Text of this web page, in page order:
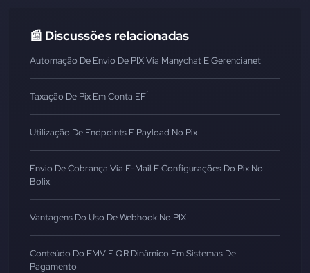
📰 Discussões relacionadas
Automação De Envio De PIX Via Manychat E Gerencianet
Taxação De Pix Em Conta EFÍ
Utilização De Endpoints E Payload No Pix
Envio De Cobrança Via E-Mail E Configurações Do Pix No
Bolix
Vantagens Do Uso De Webhook No PIX
Conteúdo Do EMV E QR Dinâmico Em Sistemas De
Pagamento